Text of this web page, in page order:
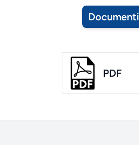
Documenti
PDF